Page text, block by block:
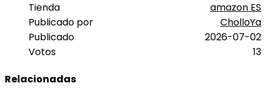
Tienda
amazon ES
Publicado por
CholloYa
Publicado
2026-07-02
Votos
13
Relacionadas